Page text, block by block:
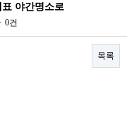
표 야간명소로
0건
목록